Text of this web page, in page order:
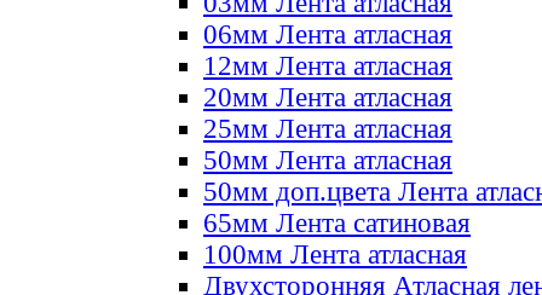
06мм Лента атласная
12мм Лента атласная
20мм Лента атласная
25мм Лента атласная
50мм Лента атласная
50мм доп.цвета Лента
65мм Лента сатиновая
100мм Лента атласная
Двухсторонняя Атласная